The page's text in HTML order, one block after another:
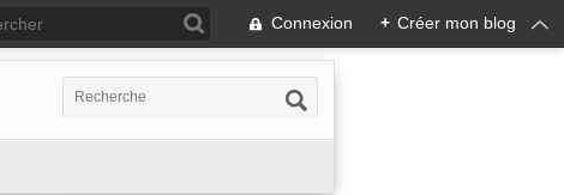
Connexion + Créer mon blog